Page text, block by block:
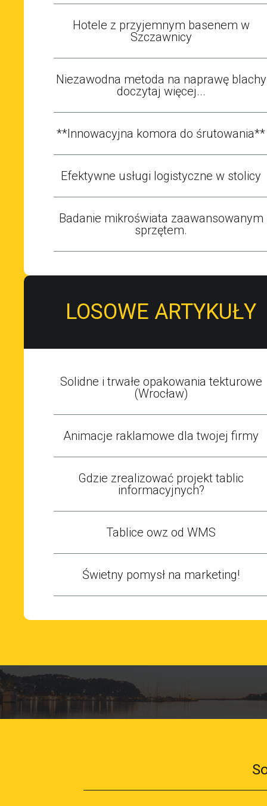
Hotele z przyjemnym basenem w
Szczawnicy
Niezawodna metoda na naprawę blachy
doczytaj więcej...
**Innowacyjna komora do śrutowania**
Efektywne usługi logistyczne w stolicy
Badanie mikroświata zaawansowanym
sprzętem.
LOSOWE ARTYKUŁY
Solidne i trwałe opakowania tekturowe
(Wrocław)
Animacje raklamowe dla twojej firmy
Gdzie zrealizować projekt tablic
informacyjnych?
Tablice owz od WMS
Świetny pomysł na marketing!